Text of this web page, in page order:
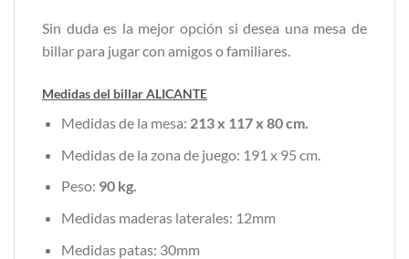
Sin duda es la mejor opción si desea una mesa de
billar para jugar con amigos o familiares.
Medidas del billar ALICANTE
Medidas de la mesa: 213 x 117 x 80 cm.
Medidas de la zona de juego: 191 x 95 cm.
Peso: 90 kg.
Medidas maderas laterales: 12mm
Medidas patas: 30mm